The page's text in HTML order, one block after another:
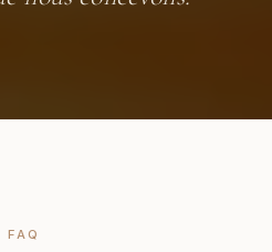
FAQ